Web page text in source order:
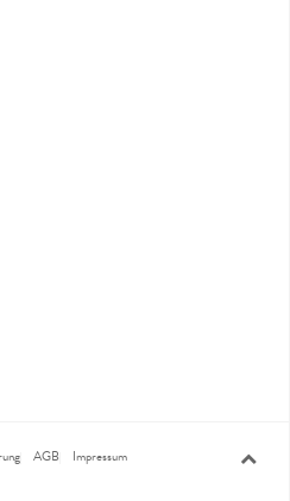
AGB Impressum